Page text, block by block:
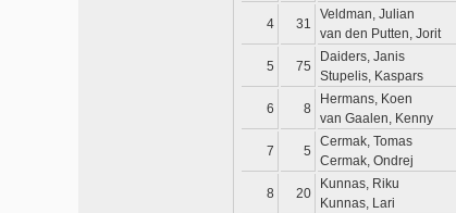
4 31
Veldman, Julian
van den Putten, Jorit
5 75
Daiders, Janis
Stupelis, Kaspars
6 8
Hermans, Koen
van Gaalen, Kenny
7 5
Cermak, Tomas
Cermak, Ondrej
8 20
Kunnas, Riku
Kunnas, Lari